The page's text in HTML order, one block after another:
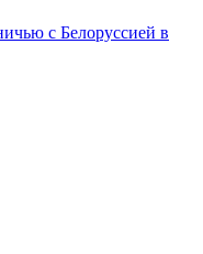
с Белоруссией в